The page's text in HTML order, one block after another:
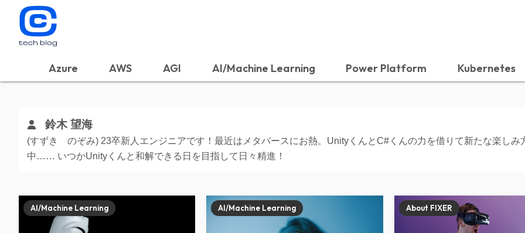
Azure AWS AGI AI/Machine Learning Power Platform Kubernetes
鈴木 望海
(すずき のぞみ) 23卒新人エンジニアです！最近はメタバースにお熱。UnityくんとC#くんの力を借りて新たな楽しみ
中…… いつかUnityくんと和解できる日を目指して日々精進！
AI/Machine Learning AI/Machine Learning About FIXER